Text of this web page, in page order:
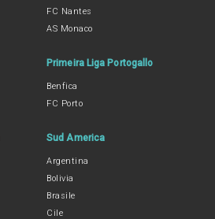
FC Nantes
AS Monaco
Primeira Liga Portogallo
Benfica
FC Porto
Sud America
Argentina
Bolivia
Brasile
Cile